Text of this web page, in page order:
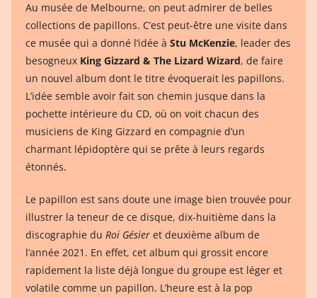
Au musée de Melbourne, on peut admirer de belles
collections de papillons. C’est peut-être une visite dans
ce musée qui a donné l’idée à Stu McKenzie, leader des
besogneux King Gizzard & The Lizard Wizard, de faire
un nouvel album dont le titre évoquerait les papillons.
L’idée semble avoir fait son chemin jusque dans la
pochette intérieure du CD, où on voit chacun des
musiciens de King Gizzard en compagnie d’un
charmant lépidoptère qui se prête à leurs regards
étonnés.
Le papillon est sans doute une image bien trouvée pour
illustrer la teneur de ce disque, dix-huitième dans la
discographie du Roi Gésier et deuxième album de
l’année 2021. En effet, cet album qui grossit encore
rapidement la liste déjà longue du groupe est léger et
volatile comme un papillon. L’heure est à la pop